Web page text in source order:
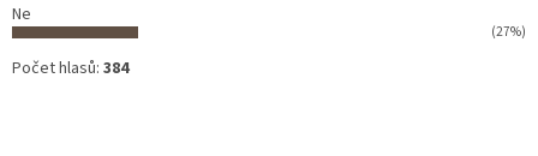
Ne
(27%)
Počet hlasů: 384